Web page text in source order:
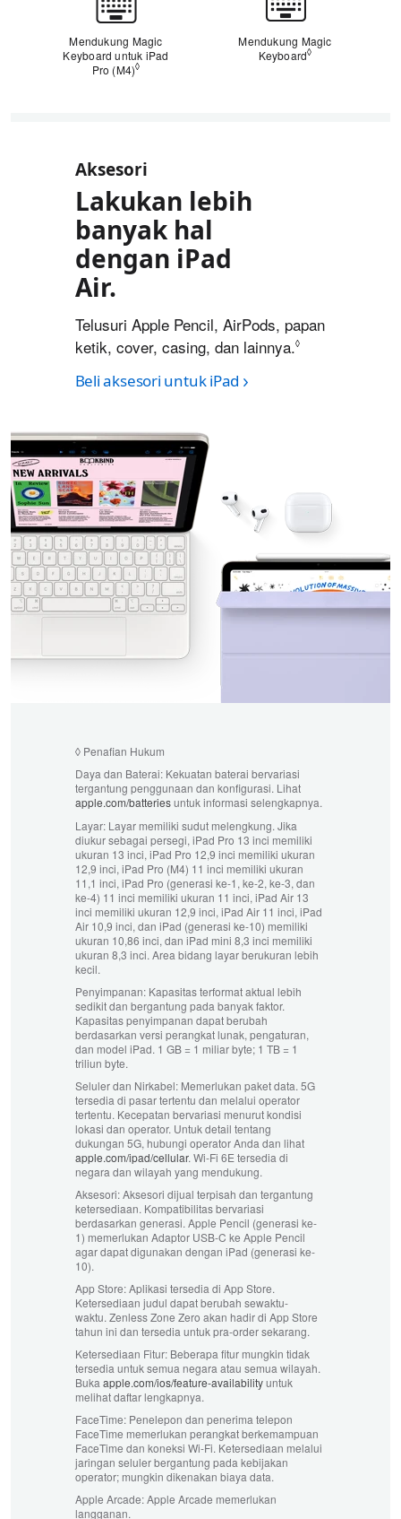
Mendukung Magic
Keyboard untuk iPad
Pro (M4)◊
Mendukung Magic
Keyboard◊
Aksesori
Lakukan lebih
banyak hal
dengan iPad
Air.
Telusuri Apple Pencil, AirPods, papan
ketik, cover, casing, dan lainnya.◊
Beli aksesori untuk iPad
◊ Penafian Hukum
Daya dan Baterai:Kekuatan baterai bervariasi
tergantung penggunaan dan konfigurasi. Lihat
apple.com/batteriesuntuk informasi selengkapnya.
Layar:Layar memiliki sudut melengkung. Jika
diukur sebagai persegi, iPad Pro 13 inci memiliki
ukuran 13 inci, iPad Pro 12,9 inci memiliki ukuran
12,9 inci, iPad Pro (M4) 11 inci memiliki ukuran
11,1 inci, iPad Pro (generasi ke-1, ke-2, ke-3, dan
ke-4) 11 inci memiliki ukuran 11 inci, iPad Air 13
inci memiliki ukuran 12,9 inci, iPad Air 11 inci, iPad
Air 10,9 inci, dan iPad (generasi ke-10) memiliki
ukuran 10,86 inci, dan iPad mini 8,3 inci memiliki
ukuran 8,3 inci. Area bidang layar berukuran lebih
kecil.
Penyimpanan:Kapasitas terformat aktual lebih
sedikit dan bergantung pada banyak faktor.
Kapasitas penyimpanan dapat berubah
berdasarkan versi perangkat lunak, pengaturan,
dan model iPad. 1 GB = 1 miliar byte; 1 TB = 1
triliun byte.
Seluler dan Nirkabel:Memerlukan paket data. 5G
tersedia di pasar tertentu dan melalui operator
tertentu. Kecepatan bervariasi menurut kondisi
lokasi dan operator. Untuk detail tentang
dukungan 5G, hubungi operator Anda dan lihat
apple.com/ipad/cellular. Wi‑Fi 6E tersedia di
negara dan wilayah yang mendukung.
Aksesori:Aksesori dijual terpisah dan tergantung
ketersediaan. Kompatibilitas bervariasi
berdasarkan generasi. Apple Pencil (generasi ke-
1) memerlukan Adaptor USB-C ke Apple Pencil
agar dapat digunakan dengan iPad (generasi ke-
10).
App Store:Aplikasi tersedia di App Store.
Ketersediaan judul dapat berubah sewaktu-
waktu. Zenless Zone Zero akan hadir di App Store
tahun ini dan tersedia untuk pra-order sekarang.
Ketersediaan Fitur:Beberapa fitur mungkin tidak
tersedia untuk semua negara atau semua wilayah.
Bukaapple.com/ios/feature‑availabilityuntuk
melihat daftar lengkapnya.
FaceTime:Penelepon dan penerima telepon
FaceTime memerlukan perangkat berkemampuan
FaceTime dan koneksi Wi-Fi. Ketersediaan melalui
jaringan seluler bergantung pada kebijakan
operator; mungkin dikenakan biaya data.
Apple Arcade:Apple Arcade memerlukan
langganan.